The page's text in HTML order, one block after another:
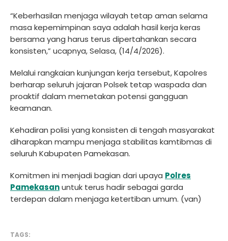
“Keberhasilan menjaga wilayah tetap aman selama
masa kepemimpinan saya adalah hasil kerja keras
bersama yang harus terus dipertahankan secara
konsisten,” ucapnya, Selasa, (14/4/2026).
Melalui rangkaian kunjungan kerja tersebut, Kapolres
berharap seluruh jajaran Polsek tetap waspada dan
proaktif dalam memetakan potensi gangguan
keamanan.
Kehadiran polisi yang konsisten di tengah masyarakat
diharapkan mampu menjaga stabilitas kamtibmas di
seluruh Kabupaten Pamekasan.
Komitmen ini menjadi bagian dari upaya Polres
Pamekasanuntuk terus hadir sebagai garda
terdepan dalam menjaga ketertiban umum. (van)
TAGS: